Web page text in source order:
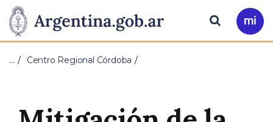
Presidencia
de
Nación
Pasar al contenido principal
Ir
a
Buscar
… Centro Regional Córdoba